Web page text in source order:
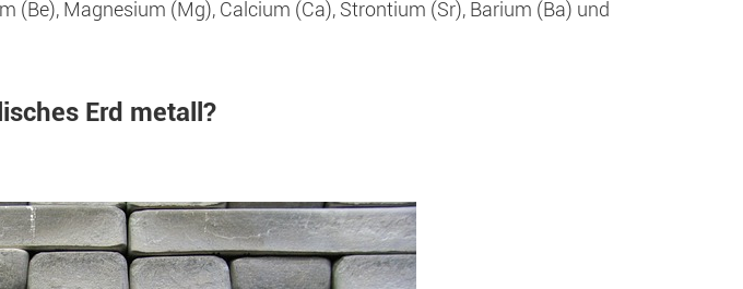
(Be), Magnesium (Mg), Calcium (Ca), Strontium (Sr), Barium (Ba) und
Erd metall?